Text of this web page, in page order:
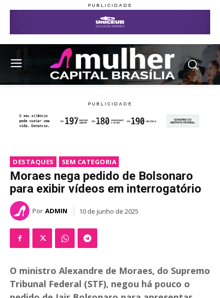
DESTAQUES SEM CATEGORIA
Moraes nega pedido de Bolsonaro
para exibir vídeos em interrogatório
Por ADMIN 10 de junho de 2025
O ministro Alexandre de Moraes, do Supremo
Tribunal Federal (STF), negou há pouco o